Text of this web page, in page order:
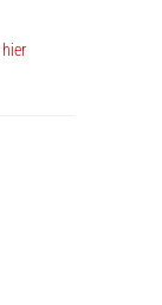
hier